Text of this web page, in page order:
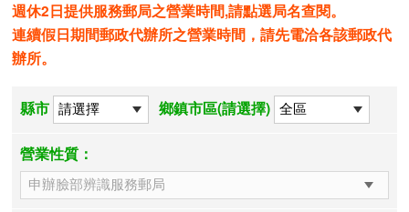
週休2日提供服務郵局之營業時間,請點選局名查閱。
連續假日期間郵政代辦所之營業時間，請先電洽各該郵政代
辦所。
縣市 鄉鎮市區(請選擇)
營業性質：